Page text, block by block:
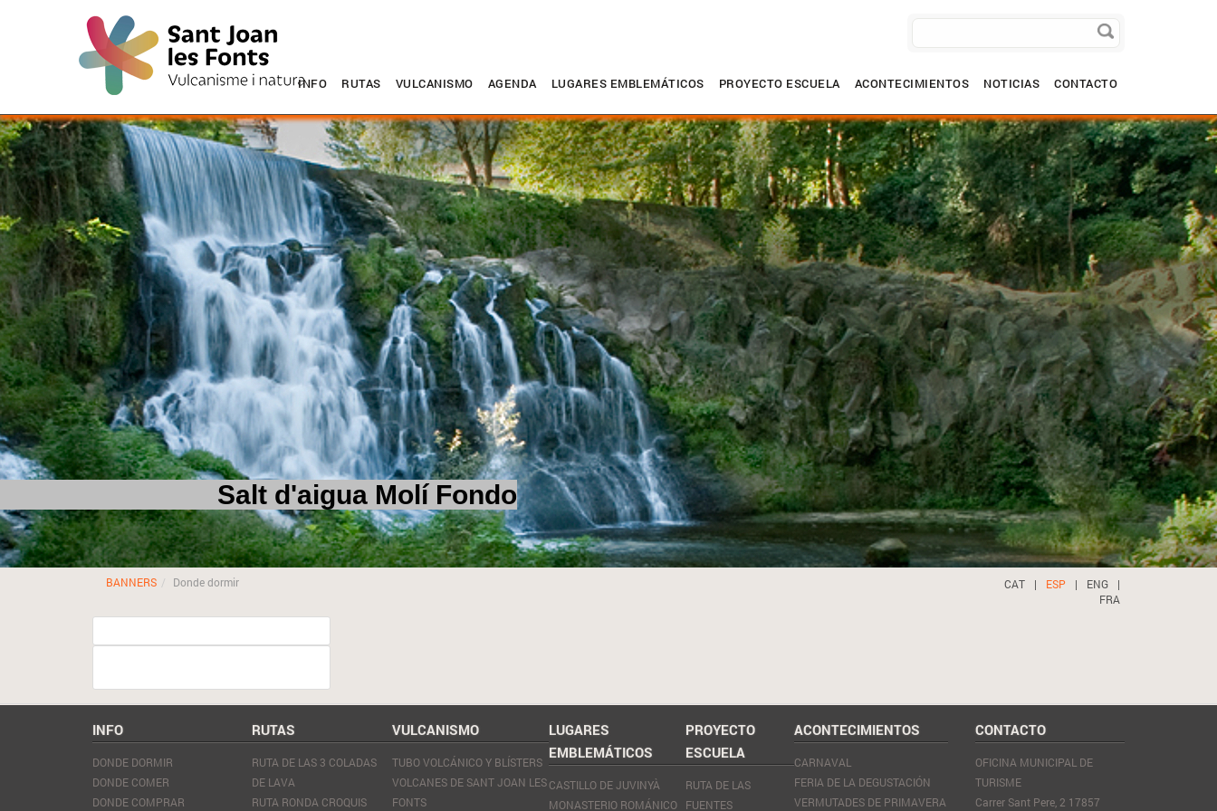
INFO RUTAS VULCANISMO AGENDA LUGARES EMBLEMÁTICOS PROYECTO ESCUELA ACONTECIMIENTOS NOTICIAS CONTACTO
Salt d'aigua Molí Fondo
BANNERS Donde dormir CAT | ESP | ENG
|
FRA
INFO
DONDE DORMIR
DONDE COMER
DONDE COMPRAR
RUTAS
RUTA DE LAS 3 COLADAS
DE LAVA
RUTA RONDA CROQUIS
VULCANISMO
TUBO VOLCÁNICO Y BLÍSTERS
VOLCANES DE SANT JOAN LES
FONTS
LUGARES
EMBLEMÁTICOS
CASTILLO DE JUVINYÀ
MONASTERIO ROMÁNICO
PROYECTO
ESCUELA
RUTA DE LAS
FUENTES
ACONTECIMIENTOS
CARNAVAL
FERIA DE LA DEGUSTACIÓN
VERMUTADES DE PRIMAVERA
CONTACTO
OFICINA MUNICIPAL DE
TURISME
Carrer Sant Pere, 2 17857